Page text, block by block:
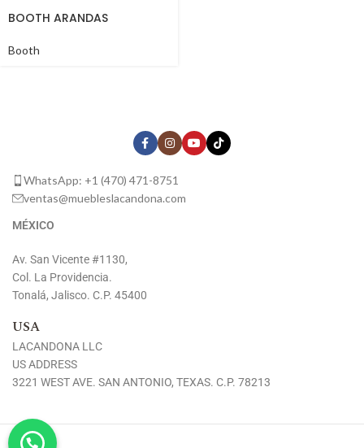
BOOTH ARANDAS
Booth
WhatsApp: +1 (470) 471-8751
ventas@muebleslacandona.com
MÉXICO
Av. San Vicente #1130,
Col. La Providencia.
Tonalá, Jalisco. C.P. 45400
USA
LACANDONA LLC
US ADDRESS
3221 WEST AVE. SAN ANTONIO, TEXAS. C.P. 78213